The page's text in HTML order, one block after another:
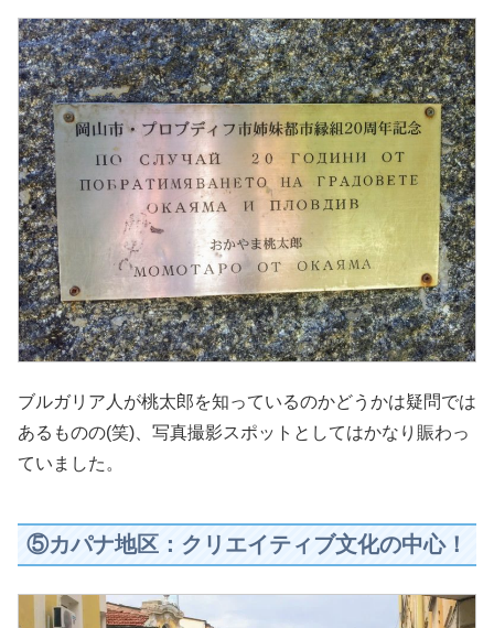
ブルガリア人が桃太郎を知っているのかどうかは疑問では
あるものの(笑)、写真撮影スポットとしてはかなり賑わっ
ていました。
⑤カパナ地区：クリエイティブ文化の中心！